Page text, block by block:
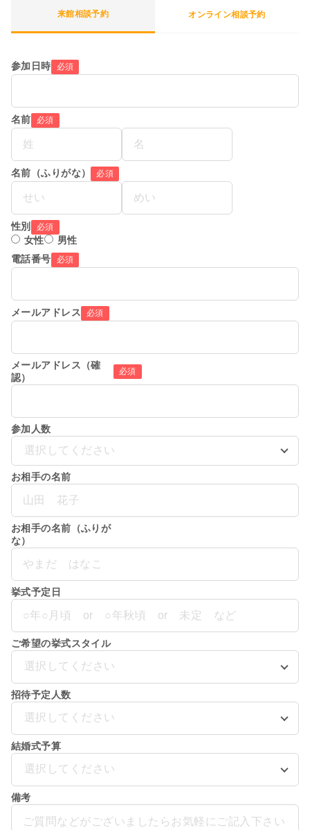
来館相談予約 オンライン相談予約
参加日時 必須
名前 必須
名前（ふりがな） 必須
性別 必須
女性
男性
電話番号
必須
メールアドレス 必須
メールアドレス（確
認）
必須
参加人数
選択してください
お相手の名前
お相手の名前（ふりが
な）
挙式予定日
ご希望の挙式スタイル
選択してください
招待予定人数
選択してください
結婚式予算
選択してください
備考